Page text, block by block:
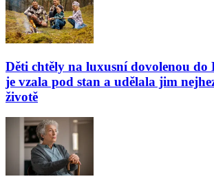
Děti chtěly na luxusní dovolenou do
je vzala pod stan a udělala jim
životě